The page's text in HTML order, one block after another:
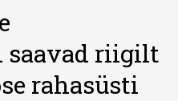
saavad riigilt
rahasüsti